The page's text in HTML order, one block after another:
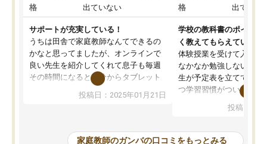
格
出ていない
サポートが充実している！
うちは田舎で家庭教師なんてできるの
かなと思ってましたが、オンラインで
良い先生を紹介してくれて息子も毎週
その時間になると自分からタブレット
を開いてzoomを繋げるようになりまし
た！5科目なんでもOKなのもとても気
めて1年ほどだった今では平均点以上の
投稿日：2025年01月21日
格
出ていな
学校の教科書のポイント
く教えてもらえている
体験授業を受けて入塾し
なかなか勉強しない息子
生が予定表を立ててくれ
つ学習習慣がついてきま
指導が無い日も予定表
問できるのでとても助か
投稿日：
家庭教師のガンバの口コミをもっとみる